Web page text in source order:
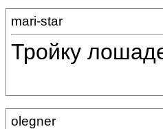
mari-star
Тройку
olegner